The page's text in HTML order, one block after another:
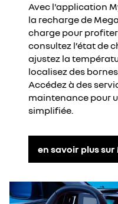
Avec l'application
la recharge de
charge pour
consultez l’état de
ajustez la
localisez des
Accédez à des
maintenance pour
simplifiée.
en savoir plus sur